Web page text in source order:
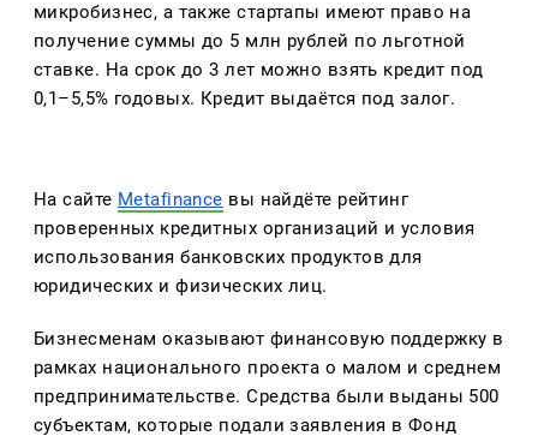
микробизнес, а также стартапы имеют право на
получение суммы до 5 млн рублей по льготной
ставке. На срок до 3 лет можно взять кредит под
0,1–5,5% годовых. Кредит выдаётся под залог.
На сайте Metafinance вы найдёте рейтинг
проверенных кредитных организаций и условия
использования банковских продуктов для
юридических и физических лиц.
Бизнесменам оказывают финансовую поддержку в
рамках национального проекта о малом и среднем
предпринимательстве. Средства были выданы 500
субъектам, которые подали заявления в Фонд